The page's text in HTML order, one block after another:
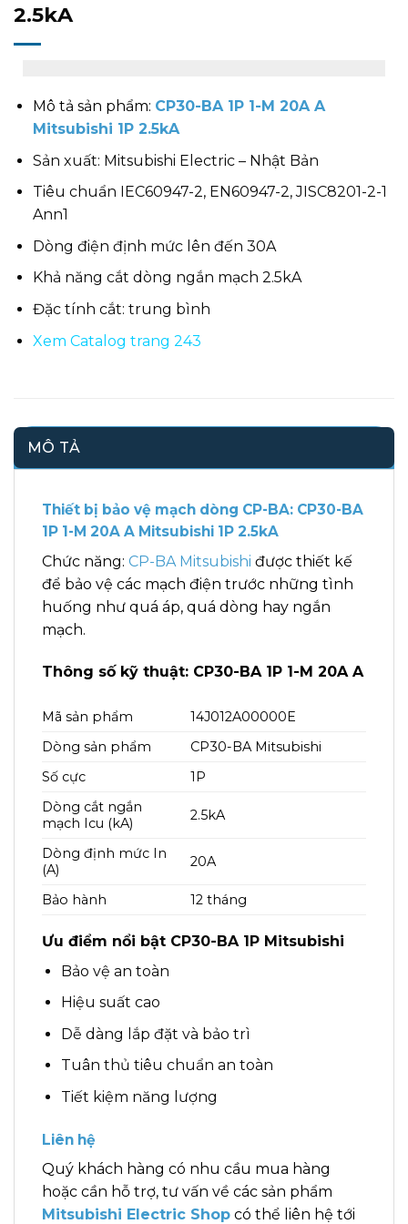
2.5kA
Mô tả sản phẩm: CP30-BA 1P 1-M 20A A
Mitsubishi 1P 2.5kA
Sản xuất: Mitsubishi Electric – Nhật Bản
Tiêu chuẩn IEC60947-2, EN60947-2, JISC8201-2-1
Ann1
Dòng điện định mức lên đến 30A
Khả năng cắt dòng ngắn mạch 2.5kA
Đặc tính cắt: trung bình
Xem Catalog trang 243
MÔ TẢ
Thiết bị bảo vệ mạch dòng CP-BA: CP30-BA
1P 1-M 20A A Mitsubishi 1P 2.5kA
Chức năng: CP-BA Mitsubishi được thiết kế
để bảo vệ các mạch điện trước những tình
huống như quá áp, quá dòng hay ngắn
mạch.
Thông số kỹ thuật: CP30-BA 1P 1-M 20A A
Mã sản phẩm
14J012A00000E
Dòng sản phẩm
CP30-BA Mitsubishi
Số cực
1P
Dòng cắt ngắn
mạch Icu (kA)
2.5kA
Dòng định mức In
(A)
20A
Bảo hành 12 tháng
Ưu điểm nổi bật CP30-BA 1P Mitsubishi
Bảo vệ an toàn
Hiệu suất cao
Dễ dàng lắp đặt và bảo trì
Tuân thủ tiêu chuẩn an toàn
Tiết kiệm năng lượng
Liên hệ
Quý khách hàng có nhu cầu mua hàng
hoặc cần hỗ trợ, tư vấn về các sản phẩm
Mitsubishi Electric Shop có thể liên hệ tới